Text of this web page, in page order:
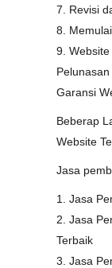
7. Revisi
8.
9.
Garansi
Beberap
Website
Jasa
1. Jasa
2. Jasa
Terbaik
3. Jasa